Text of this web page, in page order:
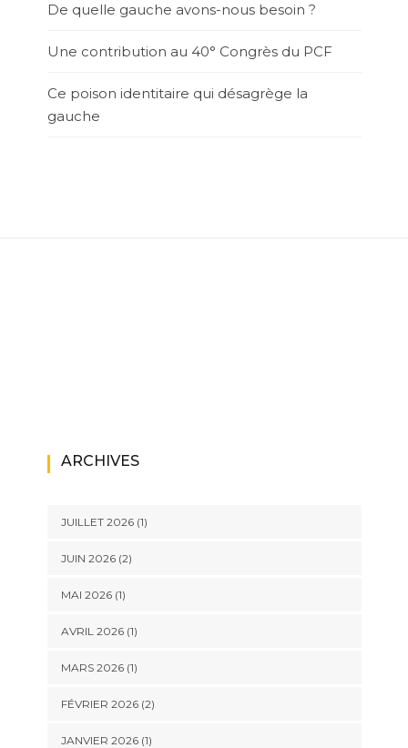
De quelle gauche avons-nous besoin ?
Une contribution au 40° Congrès du PCF
Ce poison identitaire qui désagrège la
gauche
ARCHIVES
JUILLET 2026(1)
JUIN 2026(2)
MAI 2026(1)
AVRIL 2026(1)
MARS 2026(1)
FÉVRIER 2026(2)
JANVIER 2026(1)